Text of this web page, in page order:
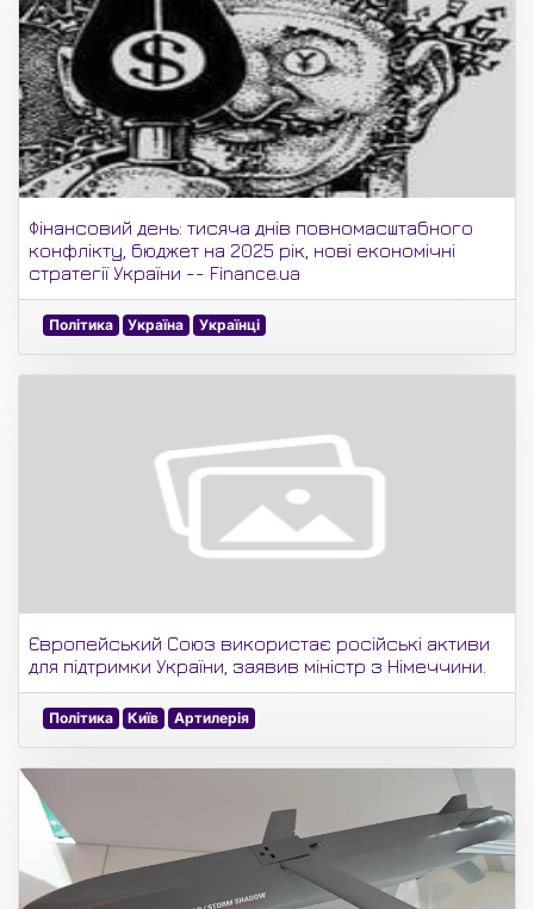
Фінансовий день: тисяча днів повномасштабного
конфлікту, бюджет на 2025 рік, нові економічні
стратегії України -- Finance.ua
Політика Україна Українці
Європейський Союз використає російські активи
для підтримки України, заявив міністр з Німеччини.
Політика Київ Артилерія